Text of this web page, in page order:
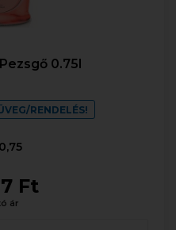
0.75l
RENDELÉS!
0,75
Ft
ár